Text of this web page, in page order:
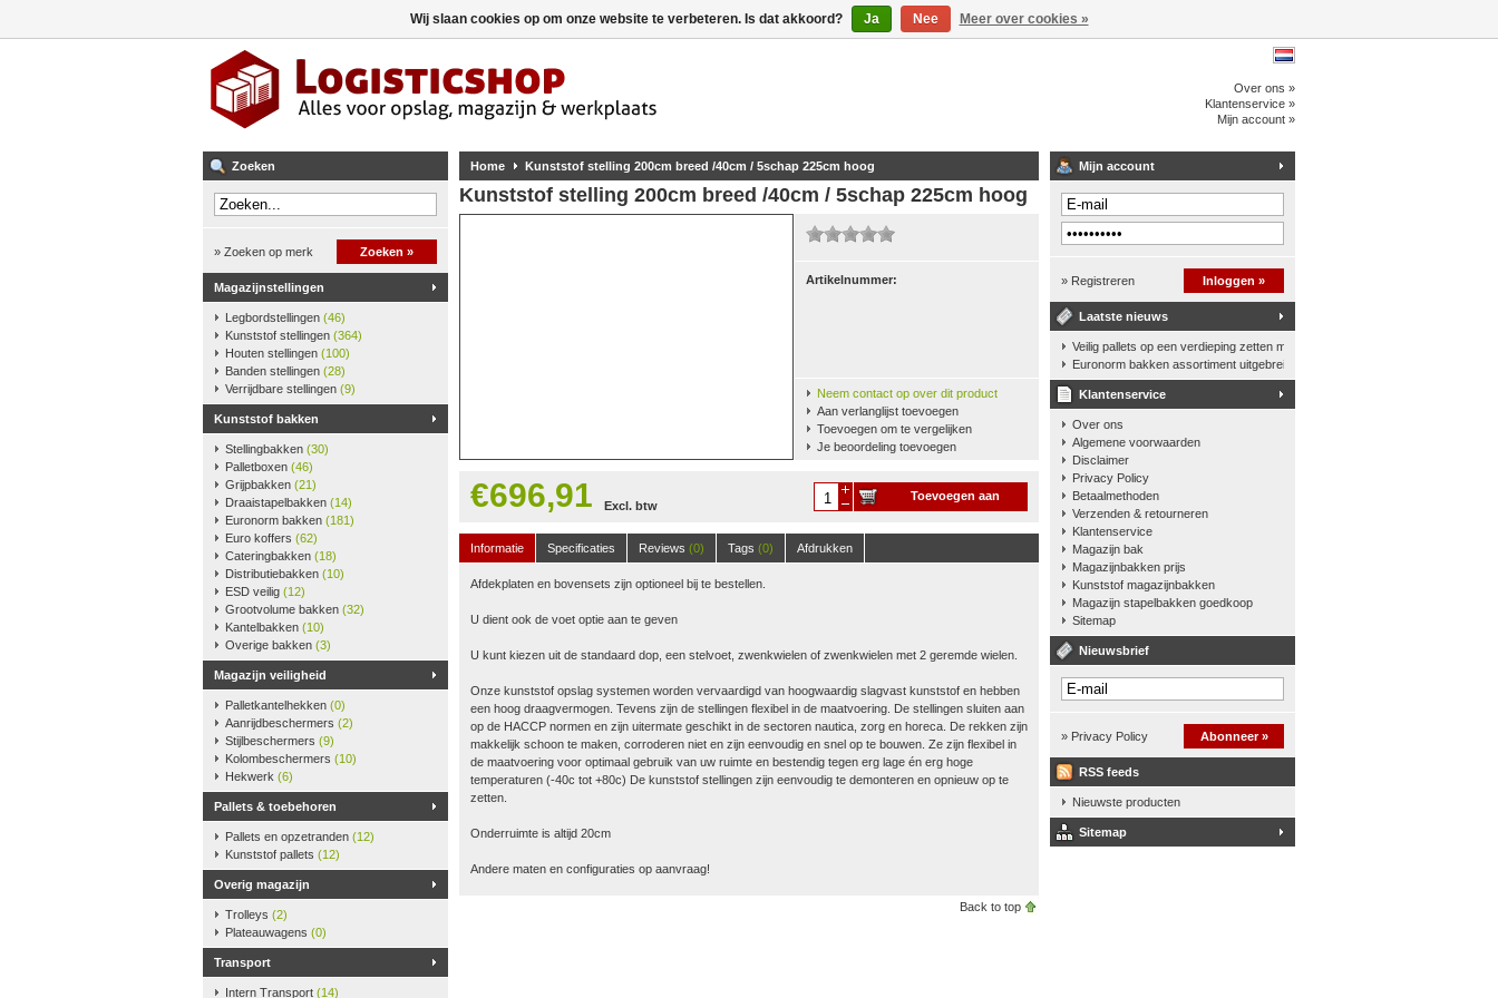
Over ons »
Klantenservice »
Mijn account »
Zoeken
» Zoeken op merk Zoeken »
Magazijnstellingen
Legbordstellingen (46)
Kunststof stellingen (364)
Houten stellingen (100)
Banden stellingen (28)
Verrijdbare stellingen (9)
Kunststof bakken
Stellingbakken (30)
Palletboxen (46)
Grijpbakken (21)
Draaistapelbakken (14)
Euronorm bakken (181)
Euro koffers (62)
Cateringbakken (18)
Distributiebakken (10)
ESD veilig (12)
Grootvolume bakken (32)
Kantelbakken (10)
Overige bakken (3)
Magazijn veiligheid
Palletkantelhekken (0)
Aanrijdbeschermers (2)
Stijlbeschermers (9)
Kolombeschermers (10)
Hekwerk (6)
Pallets & toebehoren
Pallets en opzetranden (12)
Kunststof pallets (12)
Overig magazijn
Trolleys (2)
Plateauwagens (0)
Transport
Intern Transport (14)
Home Kunststof stelling 200cm breed /40cm / 5schap 225cm hoog
Kunststof stelling 200cm breed /40cm / 5schap 225cm hoog
Artikelnummer:
Neem contact op over dit product
Aan verlanglijst toevoegen
Toevoegen om te vergelijken
Je beoordeling toevoegen
€696,91 Excl. btw
Toevoegen aan
Informatie
Specificaties Reviews (0) Tags (0) Afdrukken
Afdekplaten en bovensets zijn optioneel bij te bestellen.
U dient ook de voet optie aan te geven
U kunt kiezen uit de standaard dop, een stelvoet, zwenkwielen of zwenkwielen met 2 geremde wielen.
Onze kunststof opslag systemen worden vervaardigd van hoogwaardig slagvast kunststof en hebben
een hoog draagvermogen. Tevens zijn de stellingen flexibel in de maatvoering. De stellingen sluiten aan
op de HACCP normen en zijn uitermate geschikt in de sectoren nautica, zorg en horeca. De rekken zijn
makkelijk schoon te maken, corroderen niet en zijn eenvoudig en snel op te bouwen. Ze zijn flexibel in
de maatvoering voor optimaal gebruik van uw ruimte en bestendig tegen erg lage én erg hoge
temperaturen (-40c tot +80c) De kunststof stellingen zijn eenvoudig te demonteren en opnieuw op te
zetten.
Onderruimte is altijd 20cm
Andere maten en configuraties op aanvraag!
Back to top
Mijn account
» Registreren Inloggen »
Laatste nieuws
Veilig pallets op een verdieping zetten met een palletkantelhek
Euronorm bakken assortiment uitgebreid
Klantenservice
Over ons
Algemene voorwaarden
Disclaimer
Privacy Policy
Betaalmethoden
Verzenden & retourneren
Klantenservice
Magazijn bak
Magazijnbakken prijs
Kunststof magazijnbakken
Magazijn stapelbakken goedkoop
Sitemap
Nieuwsbrief
» Privacy Policy Abonneer »
RSS feeds
Nieuwste producten
Sitemap
Wij slaan cookies op om onze website te verbeteren. Is dat akkoord? Ja Nee Meer over cookies »